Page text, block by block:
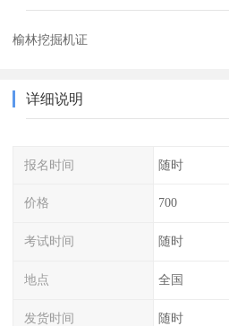
榆林挖掘机证
详细说明
报名时间 随时
价格 700
考试时间 随时
地点 全国
发货时间 随时